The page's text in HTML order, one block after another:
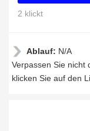
2 klickt
Ablauf: N/A
Verpassen Sie nicht
klicken Sie auf den